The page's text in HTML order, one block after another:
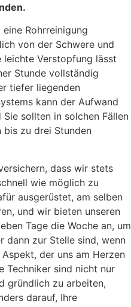
Rohrreinigung
von der Schwere und
leichte Verstopfung lässt
Stunde vollständig
tiefer liegenden
kann der Aufwand
sollten in solchen Fällen
bis zu drei Stunden
dass wir stets
wie möglich zu
ausgerüstet, am selben
und wir bieten unseren
Tage die Woche an, um
dann zur Stelle sind, wenn
der uns am Herzen
Techniker sind nicht nur
gründlich zu arbeiten,
darauf, Ihre